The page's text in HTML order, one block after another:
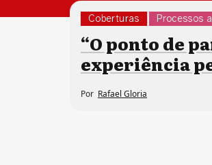
Coberturas Processos
“O ponto de
experiência
Por Rafael Gloria